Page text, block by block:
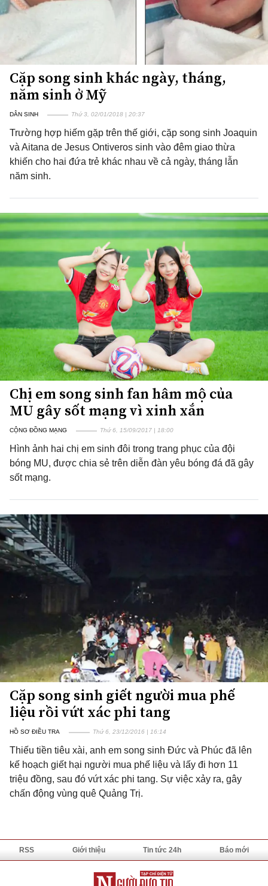
Cặp song sinh khác ngày, tháng,
năm sinh ở Mỹ
DÂN SINH Thứ 3, 02/01/2018 | 20:37
Trường hợp hiếm gặp trên thế giới, cặp song sinh Joaquin
và Aitana de Jesus Ontiveros sinh vào đêm giao thừa
khiến cho hai đứa trẻ khác nhau về cả ngày, tháng lẫn
năm sinh.
Chị em song sinh fan hâm mộ của
MU gây sốt mạng vì xinh xắn
CỘNG ĐỒNG MẠNG Thứ 6, 15/09/2017 | 18:00
Hình ảnh hai chị em sinh đôi trong trang phục của đội
bóng MU, được chia sẻ trên diễn đàn yêu bóng đá đã gây
sốt mạng.
Cặp song sinh giết người mua phế
liệu rồi vứt xác phi tang
HỒ SƠ ĐIỀU TRA Thứ 6, 23/12/2016 | 16:14
Thiếu tiền tiêu xài, anh em song sinh Đức và Phúc đã lên
kế hoạch giết hại người mua phế liệu và lấy đi hơn 11
triệu đồng, sau đó vứt xác phi tang. Sự việc xảy ra, gây
chấn động vùng quê Quảng Trị.
RSS Giới thiệu Tin tức 24h Báo mới